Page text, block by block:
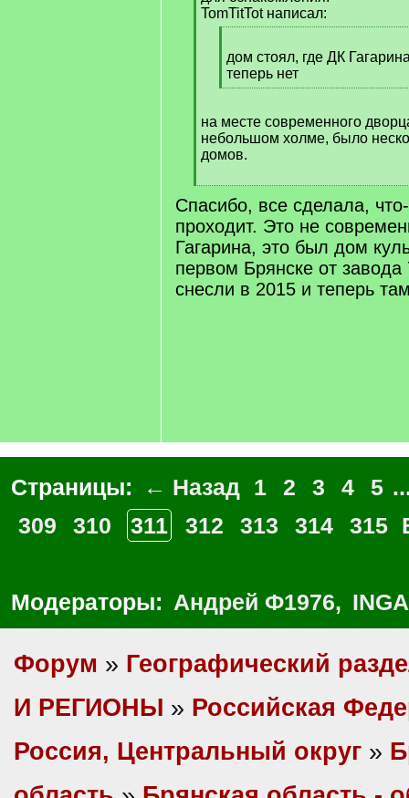
TomTitTot написал:
q
]
дом стоял, где ДК
теперь нет
[
q
]
на месте современного
небольшом холме, было
домов.
[
/
q
]
Спасибо, все сделала,
проходит. Это не
Гагарина, это был дом
первом Брянске от завода
снесли в 2015 и теперь
Страницы: ← Назад 1 2 3 4 5
309
310 311 312 313 314 315
Модераторы: Андрей Ф1976,
Форум » Географический
И РЕГИОНЫ » Российская
Россия, Центральный округ »